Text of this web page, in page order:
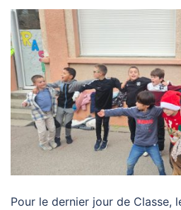
Pour le dernier jour de Classe,